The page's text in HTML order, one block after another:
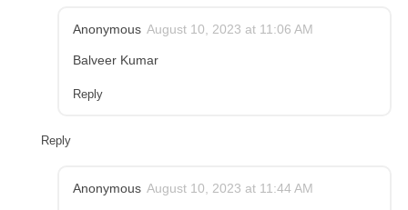
Anonymous August 10, 2023 at 11:06 AM
Balveer Kumar
Reply
Reply
Anonymous August 10, 2023 at 11:44 AM